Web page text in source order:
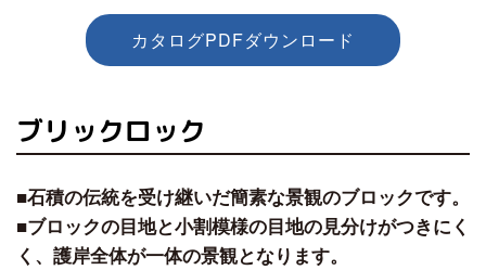
カタログPDFダウンロード
ブリックロック
■石積の伝統を受け継いだ簡素な景観のブロックです。
■ブロックの目地と小割模様の目地の見分けがつきにく
く、護岸全体が一体の景観となります。